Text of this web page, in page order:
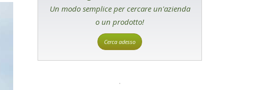
Un modo semplice per cercare un'azienda
o un prodotto!
Cerca adesso